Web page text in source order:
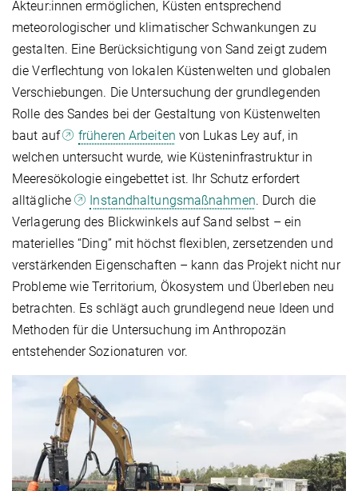
Akteur:innen ermöglichen, Küsten entsprechend
meteorologischer und klimatischer Schwankungen zu
gestalten. Eine Berücksichtigung von Sand zeigt zudem
die Verflechtung von lokalen Küstenwelten und globalen
Verschiebungen. Die Untersuchung der grundlegenden
Rolle des Sandes bei der Gestaltung von Küstenwelten
baut auf
früheren Arbeiten von Lukas Ley auf, in
welchen untersucht wurde, wie Küsteninfrastruktur in
Meeresökologie eingebettet ist. Ihr Schutz erfordert
alltägliche
Instandhaltungsmaßnahmen. Durch die
Verlagerung des Blickwinkels auf Sand selbst – ein
materielles “Ding” mit höchst flexiblen, zersetzenden und
verstärkenden Eigenschaften – kann das Projekt nicht nur
Probleme wie Territorium, Ökosystem und Überleben neu
betrachten. Es schlägt auch grundlegend neue Ideen und
Methoden für die Untersuchung im Anthropozän
entstehender Sozionaturen vor.